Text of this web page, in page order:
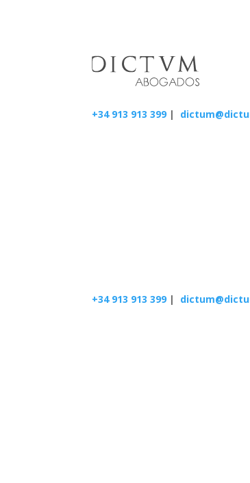
+34 913 913 399 |
+34 913 913 399 |